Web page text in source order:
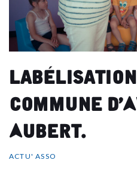
commune
Aubert.
ACTU' ASSO